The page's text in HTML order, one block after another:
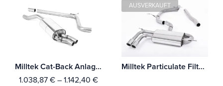
Milltek Cat-Back Anlage Audi A1 40TFSI 5-Türer 2.0 (200PS) mit OPF/GPF Mit TÜV / ECE Zulassung!
1.038,87 €– 1.142,40 €
AUSVERKAUFT
Milltek Particulate Filter-back Audi A3 2.0 TDI 170PS 2WD Sportback DPF